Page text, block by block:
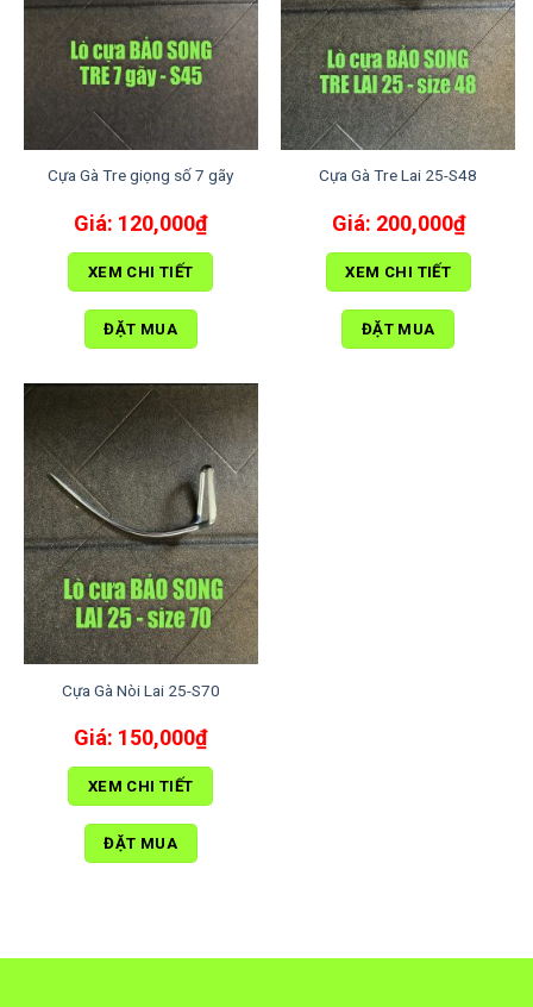
Cựa Gà Tre giọng số 7 gãy
120,000₫
XEM CHI TIẾT
ĐẶT MUA
Cựa Gà Tre Lai 25-S48
200,000₫
XEM CHI TIẾT
ĐẶT MUA
Cựa Gà Nòi Lai 25-S70
150,000₫
XEM CHI TIẾT
ĐẶT MUA